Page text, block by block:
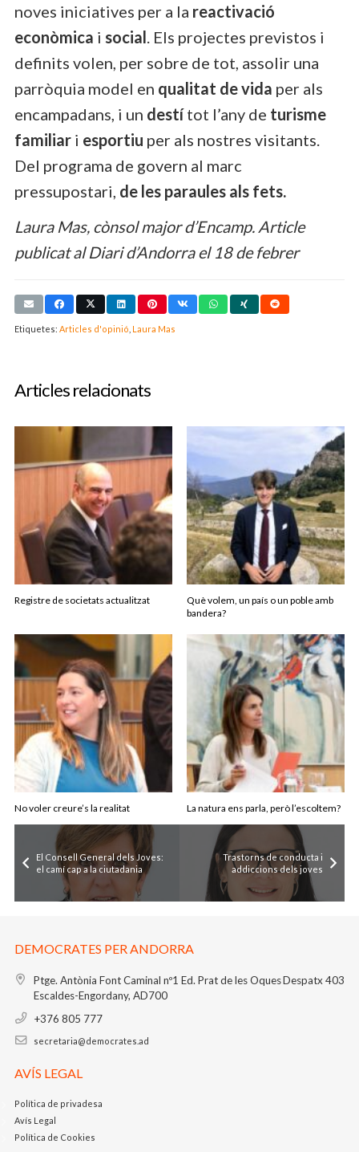
noves iniciatives per a la reactivació
econòmica i social. Els projectes previstos i
definits volen, per sobre de tot, assolir una
parròquia model en qualitat de vida per als
encampadans, i un destítot l’any de turisme
familiar i esportiu per als nostres visitants.
Del programa de govern al marc
pressupostari, de les paraules als fets.
Laura Mas, cònsol major d’Encamp. Article
publicat al Diari d’Andorra el 18 de febrer
Etiquetes: Articles d'opinió Laura Mas
Articles relacionats
Registre de societats actualitzat
Què volem, un país o un poble amb
bandera?
No voler creure’s la realitat La natura ens parla, però l’escoltem?
El Consell General dels Joves:
el camí cap a la ciutadania
Trastorns de conducta i
addiccions dels joves
DEMOCRATES PER ANDORRA
Ptge. Antònia Font Caminal nº1 Ed. Prat de les OquesDespatx 403
Escaldes-Engordany, AD700
+376 805 777
secretaria@democrates.ad
AVÍS LEGAL
Política de privadesa
Avís Legal
Política de Cookies